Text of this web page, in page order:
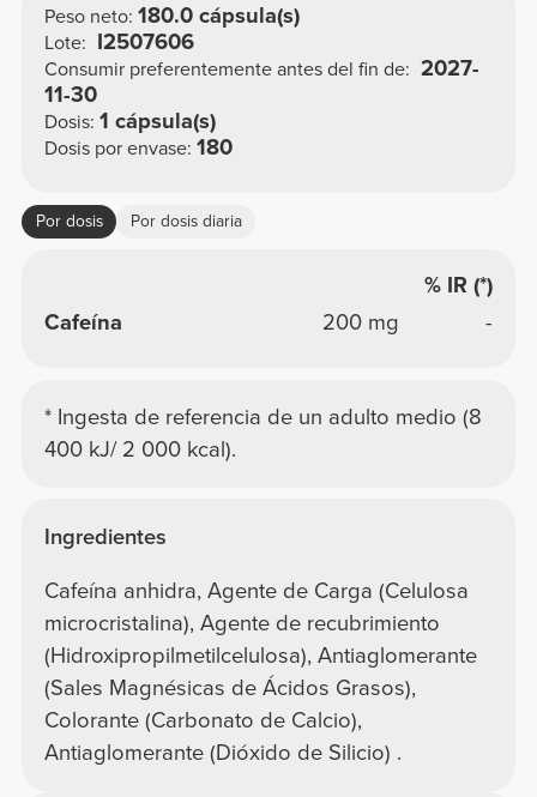
Peso neto: 180.0 cápsula(s)
Lote: I2507606
Consumir preferentemente antes del fin de: 2027-
11-30
Dosis: 1 cápsula(s)
Dosis por envase: 180
Por dosis Por dosis diaria
% IR (*)
Cafeína
200 mg -
* Ingesta de referencia de un adulto medio (8
400 kJ/ 2 000 kcal).
Ingredientes
Cafeína anhidra, Agente de Carga (Celulosa
microcristalina), Agente de recubrimiento
(Hidroxipropilmetilcelulosa), Antiaglomerante
(Sales Magnésicas de Ácidos Grasos),
Colorante (Carbonato de Calcio),
Antiaglomerante (Dióxido de Silicio) .